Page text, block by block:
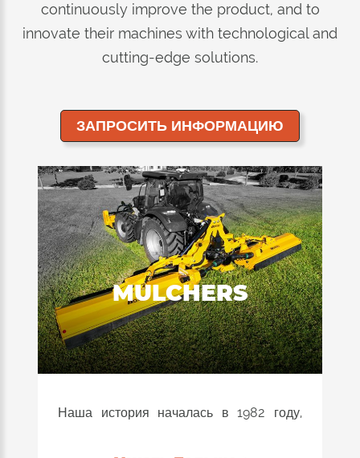
continuously improve the product, and to
innovate their machines with technological and
cutting-edge solutions.
ЗАПРОСИТЬ ИНФОРМАЦИЮ
MULCHERS
Наша история началась в 1982 году,